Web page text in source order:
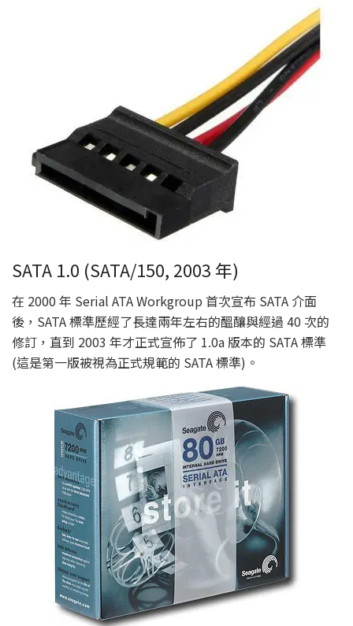
SATA 1.0 (SATA/150, 2003 年)
在 2000 年 Serial ATA Workgroup 首次宣布 SATA 介面
後，SATA 標準歷經了長達兩年左右的醞釀與經過 40 次的
修訂，直到 2003 年才正式宣佈了 1.0a 版本的 SATA 標準
(這是第一版被視為正式規範的 SATA 標準)。